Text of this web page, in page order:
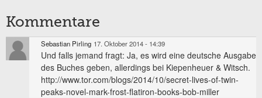
Kommentare
Sebastian Pirling 17. Oktober 2014 - 14:39
Und falls jemand fragt: Ja, es wird eine deutsche Ausgabe
des Buches geben, allerdings bei Kiepenheuer & Witsch.
http://www.tor.com/blogs/2014/10/secret-lives-of-twin-
peaks-novel-mark-frost-flatiron-books-bob-miller